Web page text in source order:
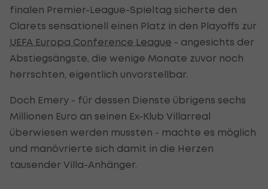
finalen Premier-League-Spieltag sicherte den
Clarets sensationell einen Platz in den Playoffs zur
UEFA Europa Conference League - angesichts der
Abstiegsängste, die wenige Monate zuvor noch
herrschten, eigentlich unvorstellbar.
Doch Emery - für dessen Dienste übrigens sechs
Millionen Euro an seinen Ex-Klub Villarreal
überwiesen werden mussten - machte es möglich
und manövrierte sich damit in die Herzen
tausender Villa-Anhänger.